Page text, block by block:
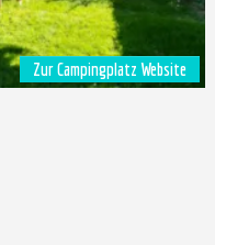
Zur Campingplatz Website